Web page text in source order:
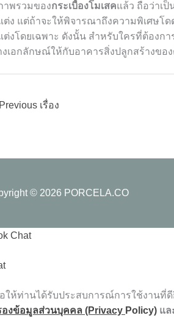
าพรวมของกระเบื้องโมเสคแล้ว ถือว่าเป็
ต่ง แต่ถ้าจะให้พิจารณาถึงความพิเศษโด
ต่งโดยเฉพาะ ดังนั้น สำหรับใครที่ต้องก
งเอกลักษณ์ให้กับอาคารสิ่งปลูกสร้างของ
Previous เรื่อง
© 2026 PORCELA.CO
Chat
อให้ท่านได้รับประสบการณ์การใช้งานที่
งข้อมูลส่วนบุคคล (Privacy Policy) แล